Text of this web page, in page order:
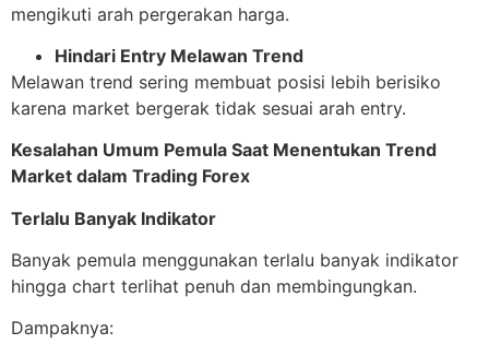
mengikuti arah pergerakan harga.
Hindari Entry Melawan Trend
Melawan trend sering membuat posisi lebih berisiko
karena market bergerak tidak sesuai arah entry.
Kesalahan Umum Pemula Saat Menentukan Trend
Market dalam Trading Forex
Terlalu Banyak Indikator
Banyak pemula menggunakan terlalu banyak indikator
hingga chart terlihat penuh dan membingungkan.
Dampaknya: